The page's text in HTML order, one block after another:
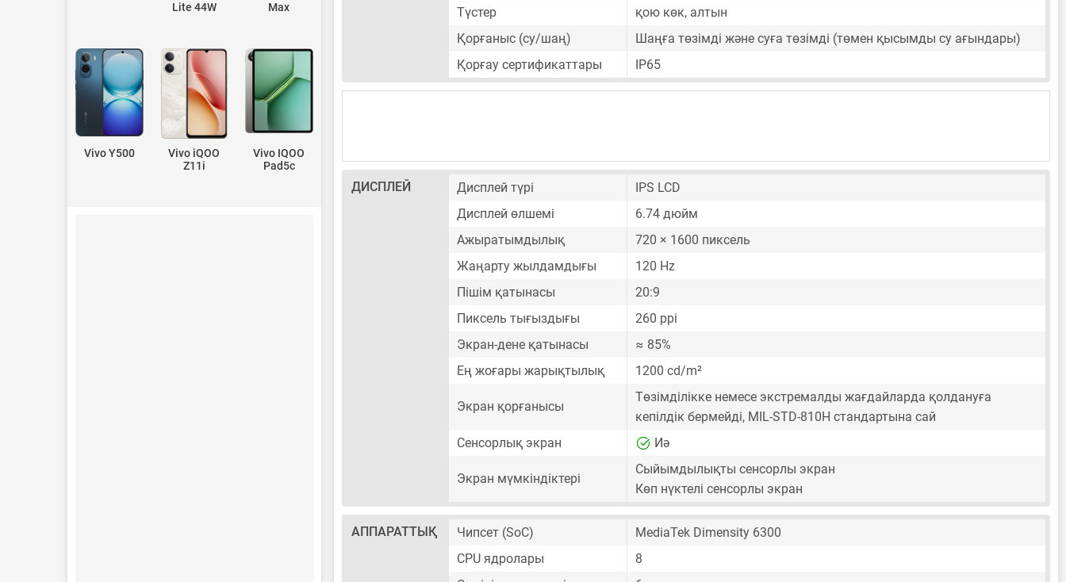
Түстер
қою көк, алтын
Қорғаныс (су/шаң)
Шаңға төзімді және суға төзімді (төмен қысымды су ағындары)
Қорғау сертификаттары
IP65
ДИСПЛЕЙ Дисплей түрі
IPS LCD
Дисплей өлшемі
6.74 дюйм
Ажыратымдылық
720 × 1600 пиксель
Жаңарту жылдамдығы
120 Hz
Пішім қатынасы
20:9
Пиксель тығыздығы
260 ppi
Экран-дене қатынасы
≈ 85%
Ең жоғары жарықтылық
1200 cd/m²
Экран қорғанысы
Төзімділікке немесе экстремалды жағдайларда қолдануға
кепілдік бермейді, MIL-STD-810H стандартына сай
Сенсорлық экран
Иә
Экран мүмкіндіктері
Сыйымдылықты сенсорлы экран
Көп нүктелі сенсорлы экран
АППАРАТТЫҚ Чипсет (SoC)
MediaTek Dimensity 6300
CPU ядролары
8
Lite 44W
Max
Vivo Y500
Vivo iQOO
Z11i
Vivo IQOO
Pad5c